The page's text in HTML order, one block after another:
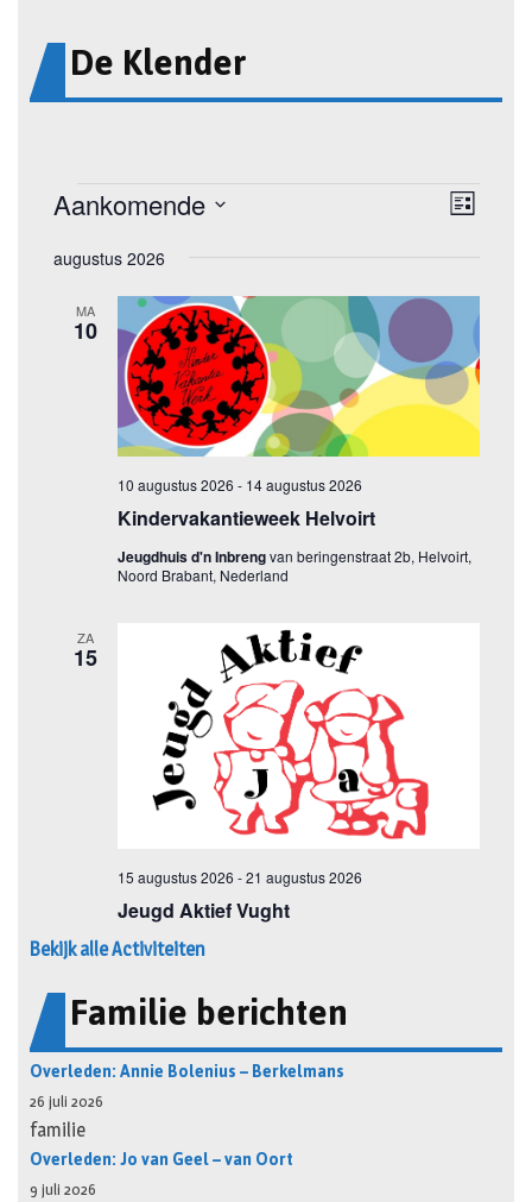
De Klender
Bekijk alle Activiteiten
Familie berichten
Overleden: Annie Bolenius – Berkelmans
26 juli 2026
familie
Overleden: Jo van Geel – van Oort
9 juli 2026